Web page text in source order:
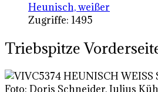
Heunisch, weißer
Zugriffe: 1495
Triebspitze
Foto: Doris Schneider, Julius